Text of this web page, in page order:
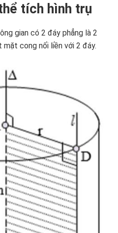
tích hình trụ
gian có 2 đáy phẳng là 2
mặt cong nối liền với 2 đáy.